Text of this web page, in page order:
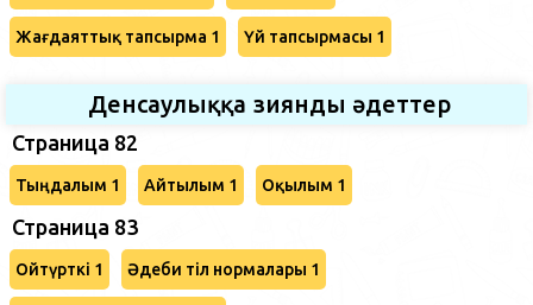
Жағдаяттық тапсырма 1 Үй тапсырмасы 1
Денсаулыққа зиянды әдеттер
Страница 82
Тыңдалым 1 Айтылым 1 Оқылым 1
Страница 83
Ойтүрткі 1 Әдеби тіл нормалары 1